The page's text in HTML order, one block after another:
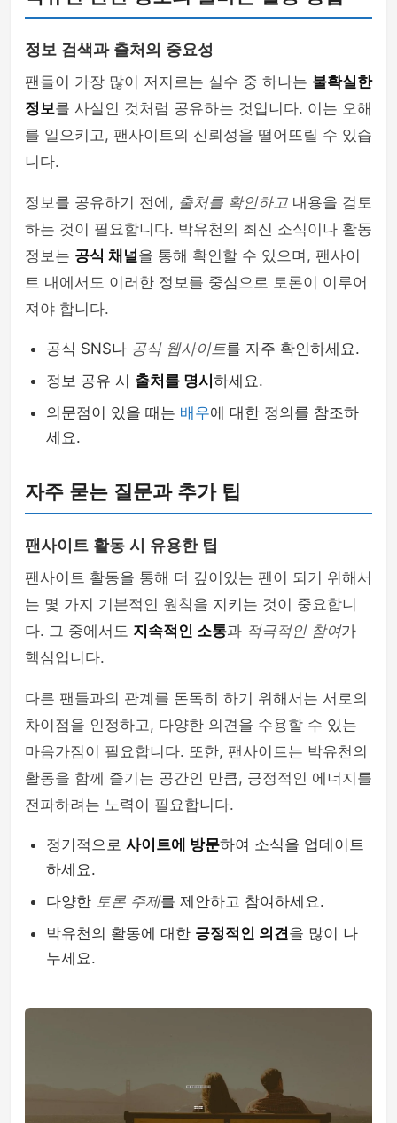
정보 검색과 출처의 중요성
팬들이 가장 많이 저지르는 실수 중 하나는 불확실한
정보를 사실인 것처럼 공유하는 것입니다. 이는 오해
를 일으키고, 팬사이트의 신뢰성을 떨어뜨릴 수 있습
니다.
정보를 공유하기 전에, 출처를 확인하고 내용을 검토
하는 것이 필요합니다. 박유천의 최신 소식이나 활동
정보는 공식 채널을 통해 확인할 수 있으며, 팬사이
트 내에서도 이러한 정보를 중심으로 토론이 이루어
져야 합니다.
공식 SNS나 공식 웹사이트를 자주 확인하세요.
정보 공유 시 출처를 명시 하세요.
의문점이 있을 때는 배우에 대한 정의를 참조하
세요.
자주 묻는 질문과 추가 팁
팬사이트 활동 시 유용한 팁
팬사이트 활동을 통해 더 깊이있는 팬이 되기 위해서
는 몇 가지 기본적인 원칙을 지키는 것이 중요합니
다. 그 중에서도 지속적인 소통과 적극적인 참여가
핵심입니다.
다른 팬들과의 관계를 돈독히 하기 위해서는 서로의
차이점을 인정하고, 다양한 의견을 수용할 수 있는
마음가짐이 필요합니다. 또한, 팬사이트는 박유천의
활동을 함께 즐기는 공간인 만큼, 긍정적인 에너지를
전파하려는 노력이 필요합니다.
정기적으로 사이트에 방문하여 소식을 업데이트
하세요.
다양한 토론 주제를 제안하고 참여하세요.
박유천의 활동에 대한 긍정적인 의견을 많이 나
누세요.